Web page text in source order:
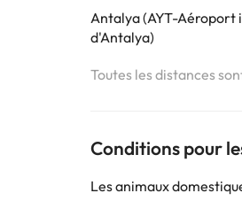
Antalya (AYT-
d'Antalya)
Toutes les distances
Conditions pour
Les animaux